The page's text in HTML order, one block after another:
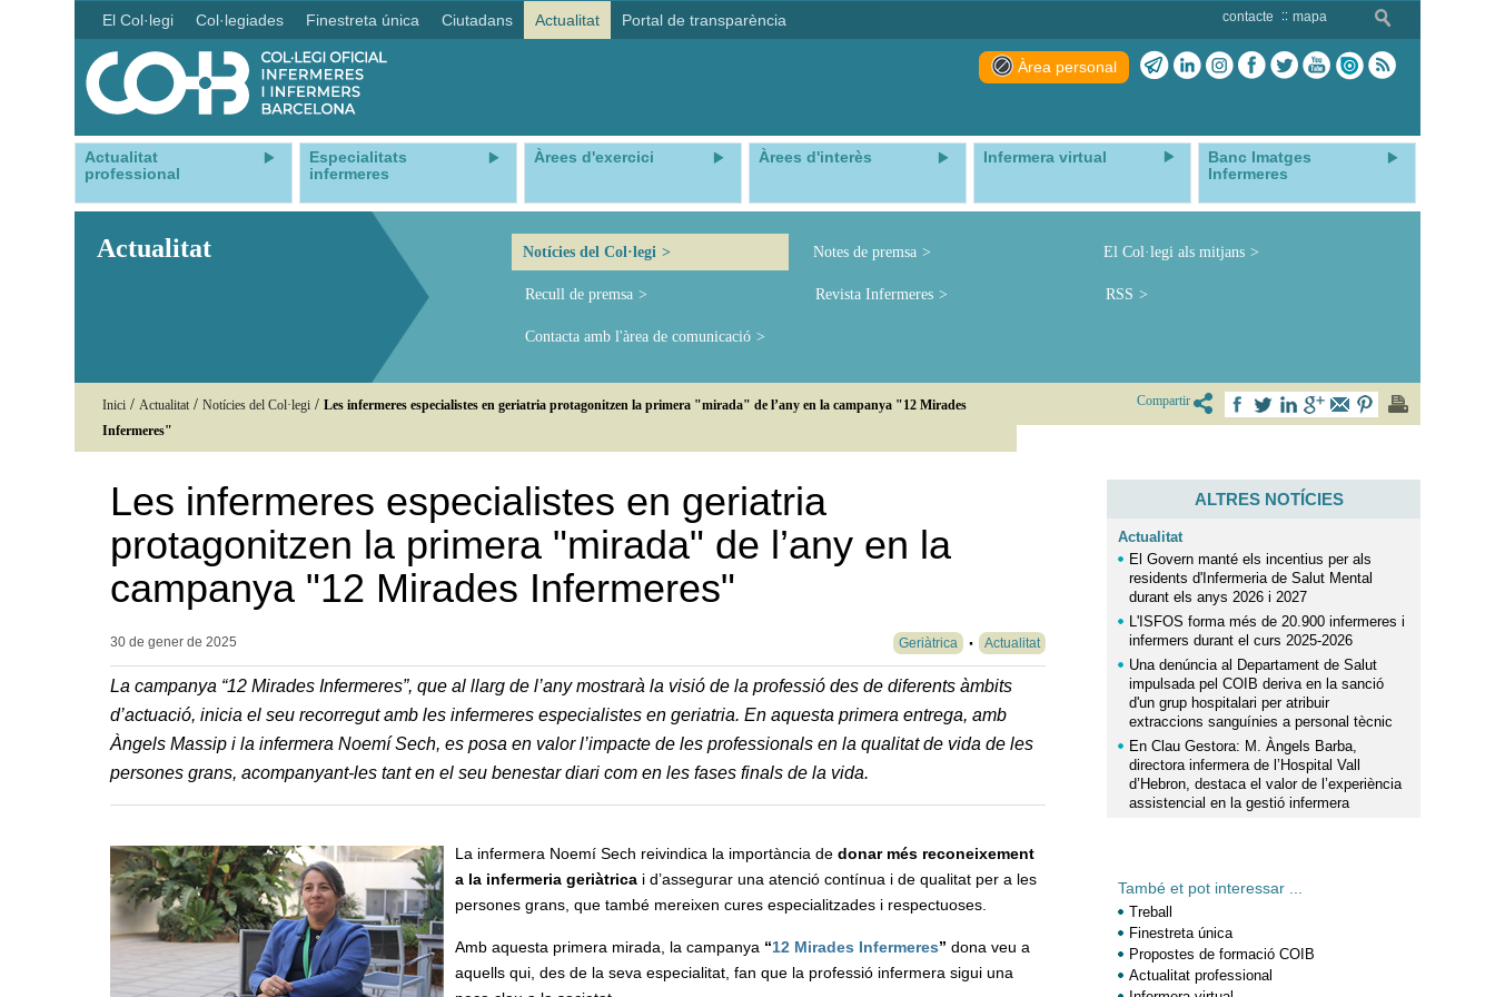
El Col·legi Col·legiades Finestreta única Ciutadans Actualitat Portal de transparència contacte mapa
Àrea personal
Actualitat
professional
Especialitats
infermeres
Àrees d'exercici Àrees d'interès Infermera virtual
Banc Imatges
Infermeres
Actualitat Notícies del Col·legi Notes de premsa El Col·legi als mitjans
Recull de premsa Revista Infermeres RSS
Contacta amb l'àrea de comunicació
Inici / Actualitat / Notícies del Col·legi / Les infermeres especialistes en geriatria protagonitzen la primera "mirada" de l’any en la campanya "12 Mirades
Infermeres"
Compartir
Les infermeres especialistes en geriatria
protagonitzen la primera "mirada" de l’any en la
campanya "12 Mirades Infermeres"
30 de gener de 2025 Geriàtrica Actualitat
La campanya “12 Mirades Infermeres”, que al llarg de l’any mostrarà la visió de la professió des de diferents àmbits
d’actuació, inicia el seu recorregut amb les infermeres especialistes en geriatria. En aquesta primera entrega, amb
Àngels Massip i la infermera Noemí Sech, es posa en valor l’impacte de les professionals en la qualitat de vida de les
persones grans, acompanyant-les tant en el seu benestar diari com en les fases finals de la vida.
La infermera Noemí Sech reivindica la importància de donar més reconeixement
a la infermeria geriàtrica i d’assegurar una atenció contínua i de qualitat per a les
persones grans, que també mereixen cures especialitzades i respectuoses.
Amb aquesta primera mirada, la campanya “12 Mirades Infermeres” dona veu a
aquells qui, des de la seva especialitat, fan que la professió infermera sigui una
ALTRES NOTÍCIES
Actualitat
El Govern manté els incentius per als
residents d'Infermeria de Salut Mental
durant els anys 2026 i 2027
L'ISFOS forma més de 20.900 infermeres i
infermers durant el curs 2025-2026
Una denúncia al Departament de Salut
impulsada pel COIB deriva en la sanció
d'un grup hospitalari per atribuir
extraccions sanguínies a personal tècnic
En Clau Gestora: M. Àngels Barba,
directora infermera de l’Hospital Vall
d’Hebron, destaca el valor de l’experiència
assistencial en la gestió infermera
També et pot interessar ...
Treball
Finestreta única
Propostes de formació COIB
Actualitat professional